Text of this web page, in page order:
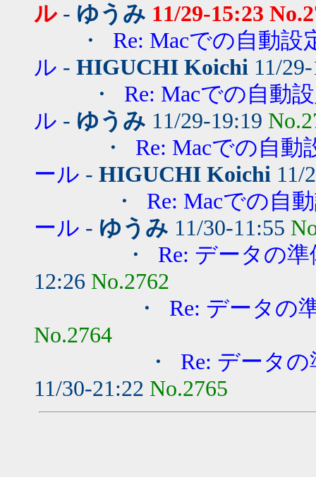
ル- ゆうみ 11/29-15:23
・ Re: Macでの自動
ル - HIGUCHI Koichi 11/
・ Re: Macでの自動
ル - ゆうみ 11/29-19:19
・ Re: Macでの自
ール - HIGUCHI Koichi 11/
・ Re: Macでの自
ール - ゆうみ 11/30-11:55
・ Re: データの
12:26 No.2762
・ Re: データの
No.2764
・ Re: データ
11/30-21:22 No.2765